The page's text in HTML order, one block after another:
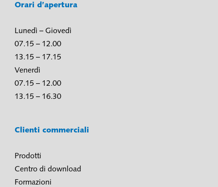
Orari d’apertura
Lunedì – Giovedì
07.15 – 12.00
13.15 – 17.15
Venerdì
07.15 – 12.00
13.15 – 16.30
Clienti commerciali
Prodotti
Centro di download
Formazioni